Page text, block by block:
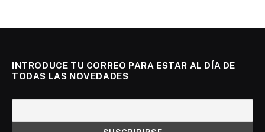
INTRODUCE TU CORREO PARA ESTAR AL DÍA DE
TODAS LAS NOVEDADES